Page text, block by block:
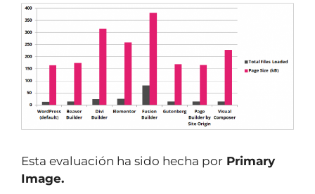
Esta evaluación ha sido hecha por Primary
Image.